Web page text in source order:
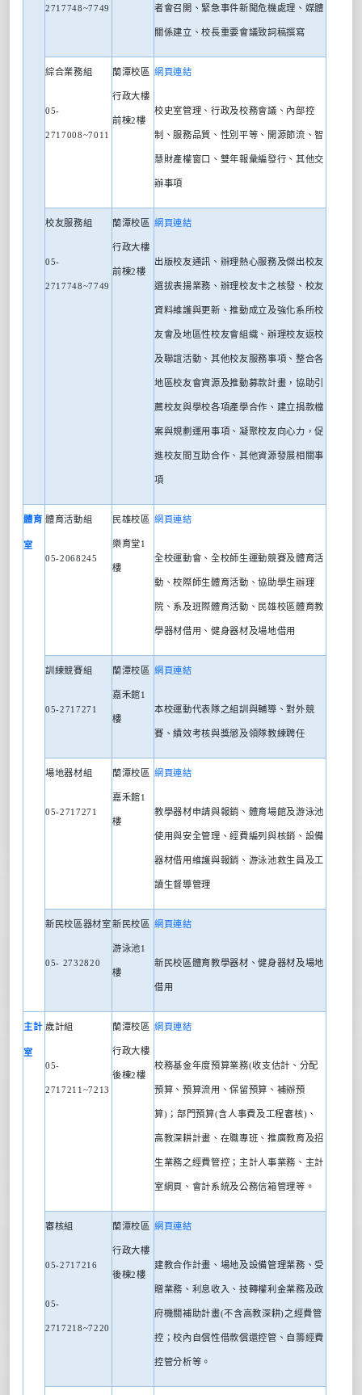
2717748~7749 者會召開、緊急事件新聞危機處理、媒體
關係建立、校長重要會議致詞稿撰寫
綜合業務組
05-
2717008~7011
蘭潭校區
行政大樓
前棟2樓
網頁連結
校史室管理、行政及校務會議、內部控
制、服務品質、性別平等、開源節流、智
慧財產權窗口、雙年報彙編發行、其他交
辦事項
校友服務組
05-
2717748~7749
蘭潭校區
行政大樓
前棟2樓
網頁連結
出版校友通訊、辦理熱心服務及傑出校友
選拔表揚業務、辦理校友卡之核發、校友
資料維護與更新、推動成立及強化系所校
友會及地區性校友會組織、辦理校友返校
及聯誼活動、其他校友服務事項、整合各
地區校友會資源及推動募款計畫，協助引
薦校友與學校各項產學合作、建立捐款檔
案與規劃運用事項、凝聚校友向心力，促
進校友間互助合作、其他資源發展相關事
項
體育
室
體育活動組
05-2068245
民雄校區
樂育堂1
樓
網頁連結
全校運動會、全校師生運動競賽及體育活
動、校際師生體育活動、協助學生辦理
院、系及班際體育活動、民雄校區體育教
學器材借用、健身器材及場地借用
訓練競賽組
05-2717271
蘭潭校區
嘉禾館1
樓
網頁連結
本校運動代表隊之組訓與輔導、對外競
賽、績效考核與獎懲及領隊教練聘任
場地器材組
05-2717271
蘭潭校區
嘉禾館1
樓
網頁連結
教學器材申請與報銷、體育場館及游泳池
使用與安全管理、經費編列與核銷、設備
器材借用維護與報銷、游泳池救生員及工
讀生督導管理
新民校區器材室
05- 2732820
新民校區
游泳池1
樓
網頁連結
新民校區體育教學器材、健身器材及場地
借用
主計
室
歲計組
05-
2717211~7213
蘭潭校區
行政大樓
後棟2樓
網頁連結
校務基金年度預算業務(收支估計、分配
預算、預算流用、保留預算、補辦預
算) ；部門預算(含人事費及工程審核) 、
高教深耕計畫、在職專班、推廣教育及招
生業務之經費管控；主計人事業務、主計
室網頁、會計系統及公務信箱管理等。
審核組
05-2717216
05-
2717218~7220
蘭潭校區
行政大樓
後棟2樓
網頁連結
建教合作計畫、場地及設備管理業務、受
贈業務、利息收入、技轉權利金業務及政
府機關補助計畫(不含高教深耕)之經費管
控；校內自償性借款償還控管、自籌經費
控管分析等。